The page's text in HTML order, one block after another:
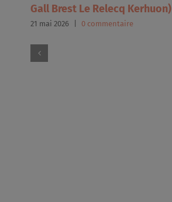
Gall Brest Le Relecq Kerhuon)
21 mai 2026 0 commentaire